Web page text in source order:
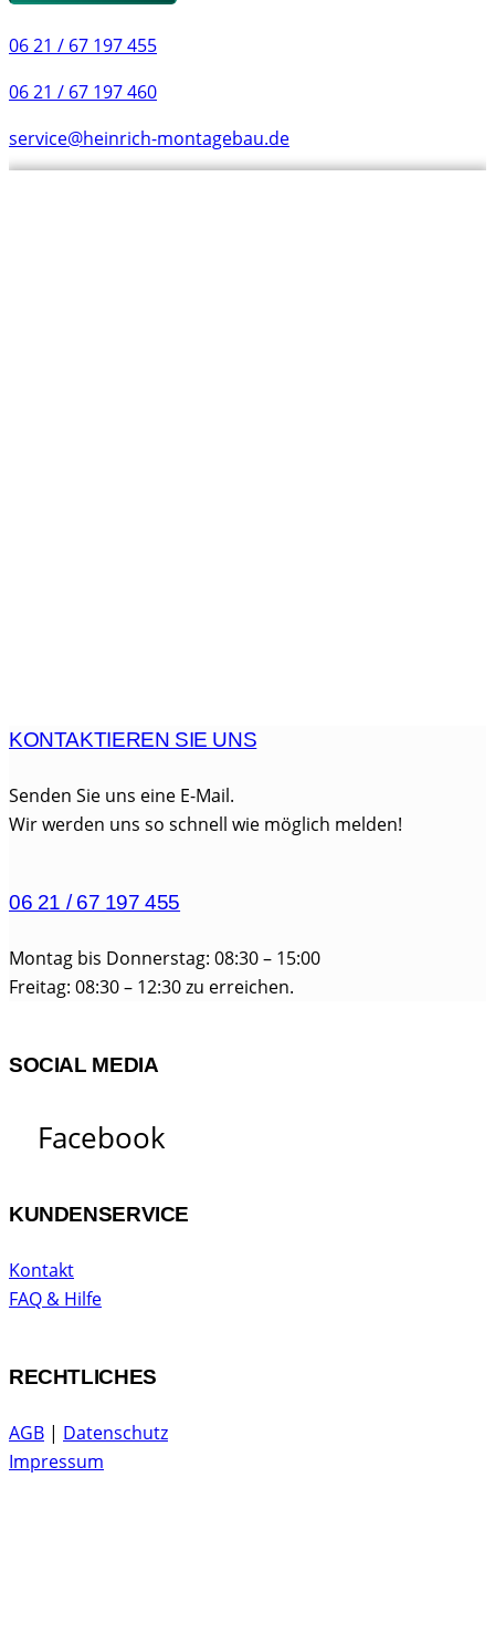
06 21 / 67 197 455
06 21 / 67 197 460
service@heinrich-montagebau.de
KONTAKTIEREN SIE UNS
Senden Sie uns eine E-Mail.
Wir werden uns so schnell wie möglich melden!
06 21 / 67 197 455
Montag bis Donnerstag: 08:30 – 15:00
Freitag: 08:30 – 12:30 zu erreichen.
SOCIAL MEDIA
Facebook
KUNDENSERVICE
Kontakt
FAQ & Hilfe
RECHTLICHES
AGB | Datenschutz
Impressum